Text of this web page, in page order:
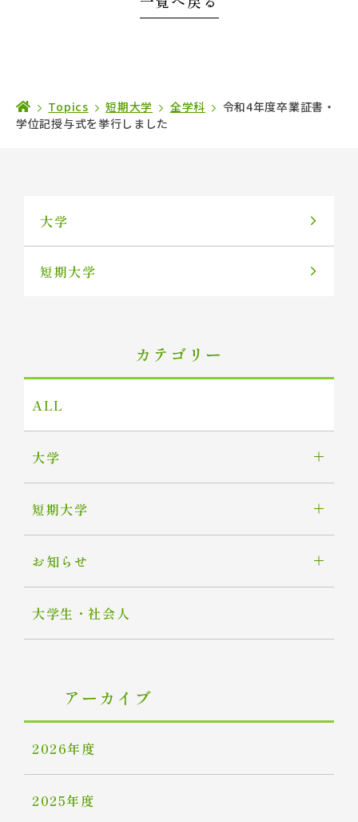
Topics 短期大学 全学科
令和4年度卒業証書・
学位記授与式を挙行しました
大学
短期大学
カテゴリー
ALL
大学
短期大学
お知らせ
大学生・社会人
アーカイブ
2026年度
2025年度